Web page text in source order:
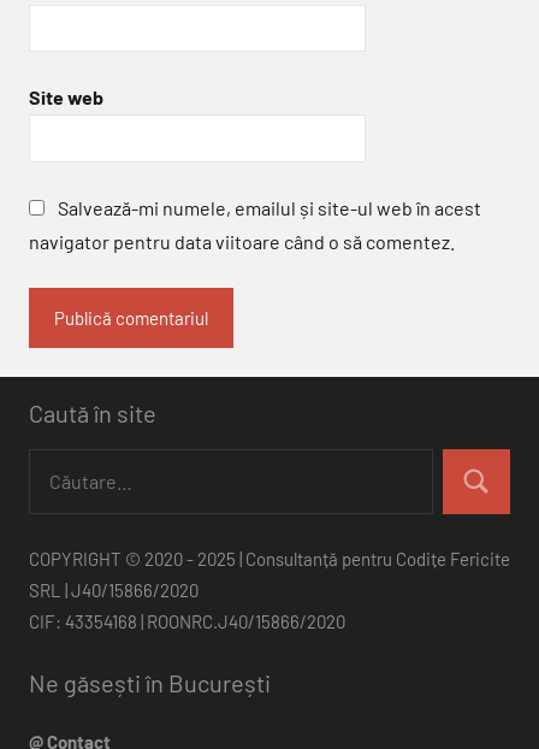
Site web
Salvează-mi numele, emailul și site-ul web în acest
navigator pentru data viitoare când o să comentez.
Caută în site
după:
Căutare
COPYRIGHT © 2020 - 2025 | Consultanță pentru Codițe Fericite
SRL | J40/15866/2020
CIF: 43354168 | ROONRC.J40/15866/2020
Ne găsești în București
@ Contact